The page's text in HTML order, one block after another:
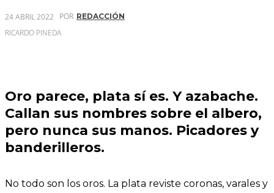
24 ABRIL 2022 POR REDACCIÓN
RICARDO PINEDA
Oro parece, plata sí es. Y azabache.
Callan sus nombres sobre el albero,
pero nunca sus manos. Picadores y
banderilleros.
No todo son los oros. La plata reviste coronas, varales y